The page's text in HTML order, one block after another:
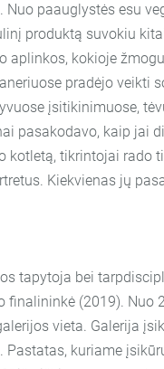
paauglystės esu
produktą suvokiu
aplinkos, kokioje
pradėjo veikti
įsitikinimuose,
pasakodavo, kaip jai
kotletą, tikrintojai rado
Kiekvienas jų
tapytoja bei
finalininkė (2019). Nuo
vieta. Galerija
kuriame